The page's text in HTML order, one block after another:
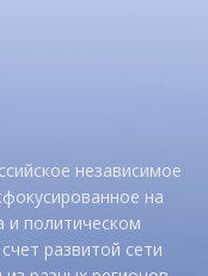
независимое
на
и политическом
развитой сети